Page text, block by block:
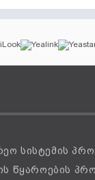
სისტემის
წყაროების